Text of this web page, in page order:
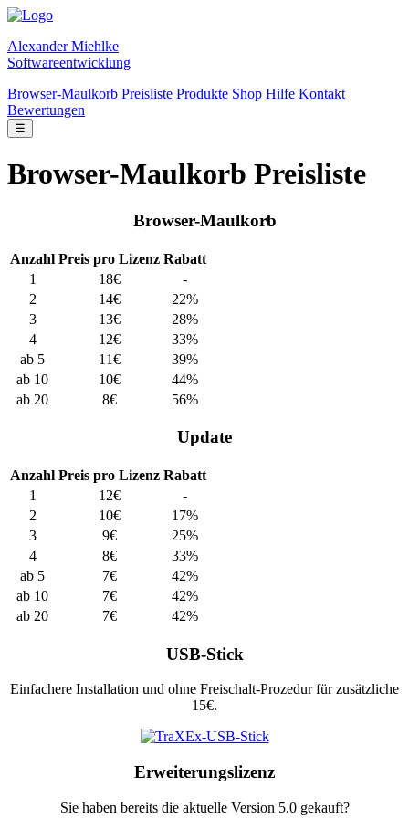
Alexander Miehlke
Softwareentwicklung
Browser-Maulkorb Preisliste Produkte Shop Hilfe Kontakt
Bewertungen
☰
Browser-Maulkorb Preisliste
Browser-Maulkorb
Anzahl Preis pro Lizenz Rabatt
1
18€
-
2
14€
22%
3
13€
28%
4
12€
33%
ab 5
11€
39%
ab 10
10€
44%
ab 20
8€ 56%
Update
Anzahl Preis pro Lizenz Rabatt
1
12€
-
2
10€
17%
3
9€
25%
4
8€
33%
ab 5
7€
42%
ab 10
7€
42%
ab 20
7€ 42%
USB-Stick
Einfachere Installation und ohne Freischalt-Prozedur für zusätzliche
15€.
Erweiterungslizenz
Sie haben bereits die aktuelle Version 5.0 gekauft?